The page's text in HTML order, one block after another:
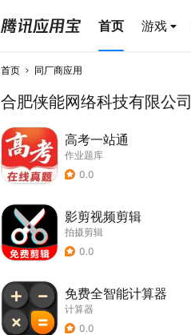
首页 游戏
首页 同厂商应用
合肥侠能网络科技有限公司
高考一站通
作业题库
0.0
影剪视频剪辑
拍摄剪辑
0.0
免费全智能计算器
计算器
0.0